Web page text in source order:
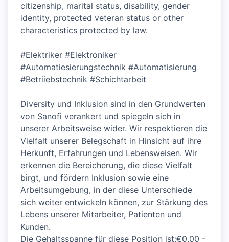
citizenship, marital status, disability, gender
identity, protected veteran status or other
characteristics protected by law.
#Elektriker #Elektroniker
#Automatiesierungstechnik #Automatisierung
#Betriiebstechnik #Schichtarbeit
Diversity und Inklusion sind in den Grundwerten
von Sanofi verankert und spiegeln sich in
unserer Arbeitsweise wider. Wir respektieren die
Vielfalt unserer Belegschaft in Hinsicht auf ihre
Herkunft, Erfahrungen und Lebensweisen. Wir
erkennen die Bereicherung, die diese Vielfalt
birgt, und fördern Inklusion sowie eine
Arbeitsumgebung, in der diese Unterschiede
sich weiter entwickeln können, zur Stärkung des
Lebens unserer Mitarbeiter, Patienten und
Kunden.
Die Gehaltsspanne für diese Position ist:€0,00 -